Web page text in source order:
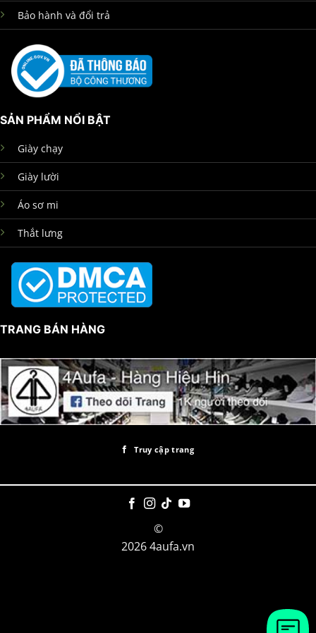
Bảo hành và đổi trả
SẢN PHẨM NỔI BẬT
Giày chạy
Giày lười
Áo sơ mi
Thắt lưng
TRANG BÁN HÀNG
Truy cập trang
©
2026 4aufa.vn